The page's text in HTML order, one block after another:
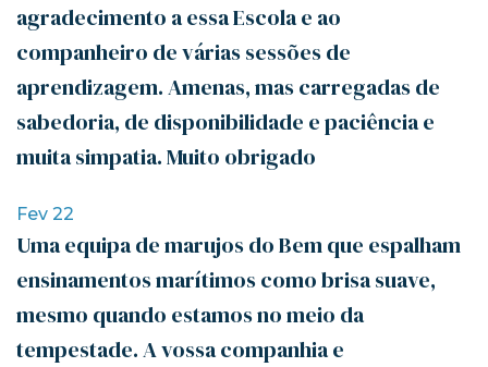
agradecimento a essa Escola e ao
companheiro de várias sessões de
aprendizagem. Amenas, mas carregadas de
sabedoria, de disponibilidade e paciência e
muita simpatia. Muito obrigado
Fev 22
Uma equipa de marujos do Bem que espalham
ensinamentos marítimos como brisa suave,
mesmo quando estamos no meio da
tempestade. A vossa companhia e